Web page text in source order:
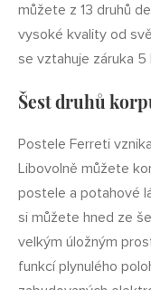
můžete z 13 druhů
vysoké kvality od
se vztahuje záruka 5
Šest druhů
Postele Ferreti
Libovolně můžete
postele a potahové
si můžete hned ze
velkým úložným
funkcí plynulého